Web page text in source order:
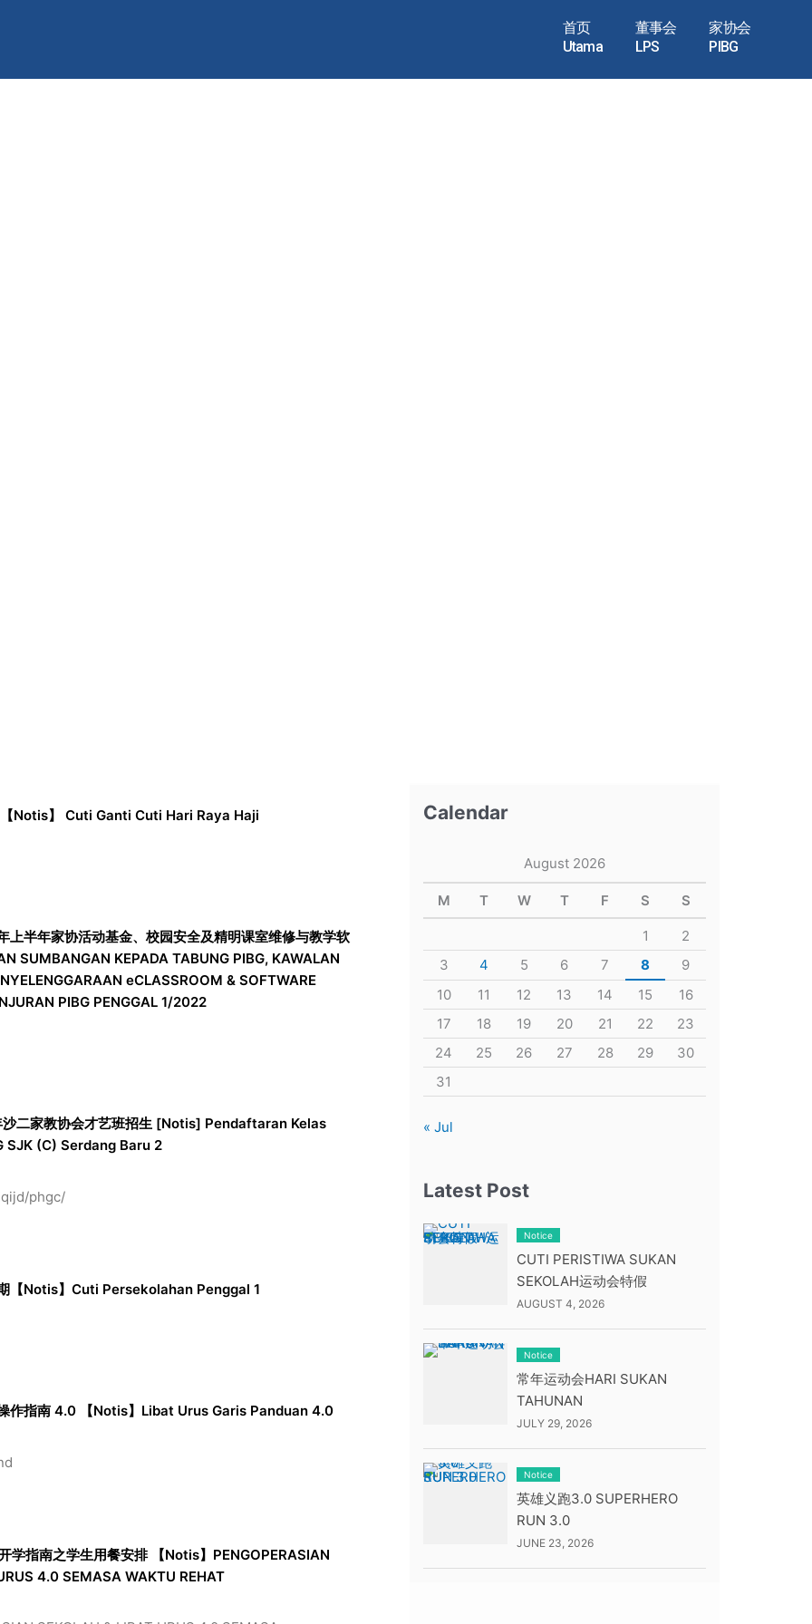
首页
Utama
董事会
LPS
家协会
PIBG
【Notis】 Cuti Ganti Cuti Hari Raya Haji
上半年家协活动基金、校园安全及精明课室维修与教学软
SUMBANGAN KEPADA TABUNG PIBG, KAWALAN
eCLASSROOM & SOFTWARE
PIBG PENGGAL 1/2022
二家教协会才艺班招生 [Notis] Pendaftaran Kelas
SJK (C) Serdang Baru 2
phgc/
期【Notis】Cuti Persekolahan Penggal 1
操作指南 4.0 【Notis】Libat Urus Garis Panduan 4.0
学指南之学生用餐安排 【Notis】PENGOPERASIAN
4.0 SEMASA WAKTU REHAT
Calendar
August 2026
M T W T F S S
1
2
3
4 5 6 7 8
9
10
11 12 13 14 15
16
17
18 19 20 21 22
23
24
25 26 27 28 29
30
31
« Jul
Latest Post
Notice
CUTI PERISTIWA SUKAN
SEKOLAH运动会特假
AUGUST 4, 2026
Notice
常年运动会HARI SUKAN
TAHUNAN
JULY 29, 2026
Notice
英雄义跑3.0 SUPERHERO
RUN 3.0
JUNE 23, 2026